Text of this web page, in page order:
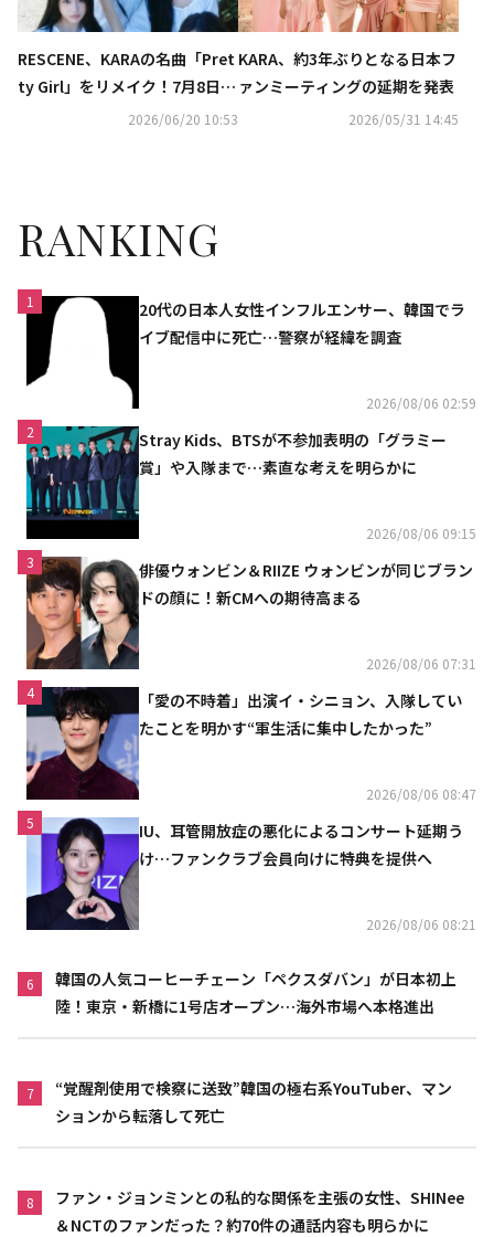
RESCENE、KARAの名曲「Pret
ty Girl」をリメイク！7月8日リ
2026/06/20 10:53
KARA、約3年ぶりとなる日本フ
ァンミーティングの延期を発表
2026/05/31 14:45
RANKING
1
20代の日本人女性インフルエンサー、韓国でラ
イブ配信中に死亡…警察が経緯を調査
2026/08/06 02:59
2
Stray Kids、BTSが不参加表明の「グラミー
賞」や入隊まで…素直な考えを明らかに
2026/08/06 09:15
3
俳優ウォンビン＆RIIZE ウォンビンが同じブラン
ドの顔に！新CMへの期待高まる
2026/08/06 07:31
4
「愛の不時着」出演イ・シニョン、入隊してい
たことを明かす“軍生活に集中したかった”
2026/08/06 08:47
5
IU、耳管開放症の悪化によるコンサート延期う
け…ファンクラブ会員向けに特典を提供へ
2026/08/06 08:21
6
韓国の人気コーヒーチェーン「ペクスダバン」が日本初上
陸！東京・新橋に1号店オープン…海外市場へ本格進出
7
“覚醒剤使用で検察に送致”韓国の極右系YouTuber、マン
ションから転落して死亡
8
ファン・ジョンミンとの私的な関係を主張の女性、SHINee
＆NCTのファンだった？約70件の通話内容も明らかに